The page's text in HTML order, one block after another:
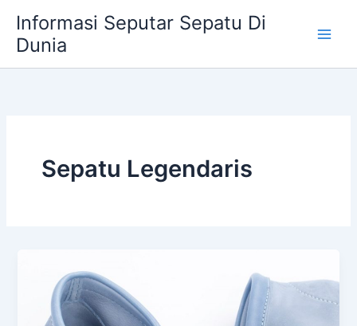
content
Informasi Seputar Sepatu Di
Dunia
Sepatu Legendaris